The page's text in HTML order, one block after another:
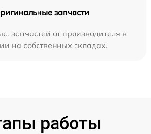
запчасти
запчастей от производителя в
на собственных складах.
работы